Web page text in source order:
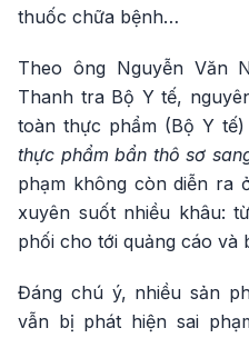
thuốc chữa bệnh…
Theo ông Nguyễn Văn
Thanh tra Bộ Y tế,
toàn thực phẩm (Bộ Y
thực phẩm bẩn thô sơ
phạm không còn diễn ra
xuyên suốt nhiều khâu:
phối cho tới quảng cáo và
Đáng chú ý, nhiều sản
vẫn bị phát hiện sai